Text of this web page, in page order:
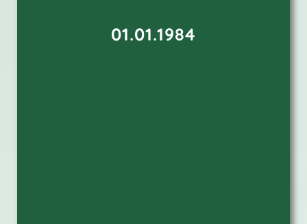
01.01.1984